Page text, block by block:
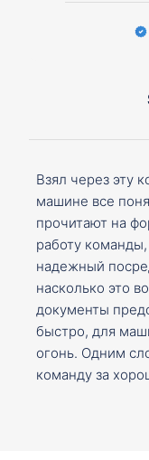
Взял через эту
машине все
прочитают на
работу
надежный
насколько это
документы
быстро, для
огонь. Одним
команду за